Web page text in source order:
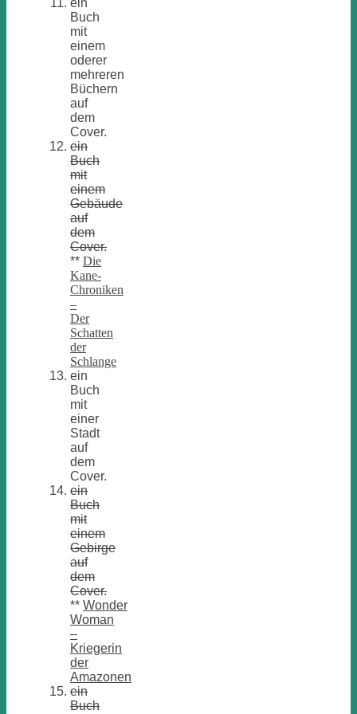
Buch
mit
einem
oderer
mehreren
Büchern
auf
dem
Cover.
ein
Buch
mit
einem
Gebäude
auf
dem
Cover.
** Die
Kane-
Chroniken
–
Der
Schatten
der
Schlange
ein
Buch
mit
einer
Stadt
auf
dem
Cover.
ein
Buch
mit
einem
Gebirge
auf
dem
Cover.
** Wonder
Woman
–
Kriegerin
der
Amazonen
ein
Buch